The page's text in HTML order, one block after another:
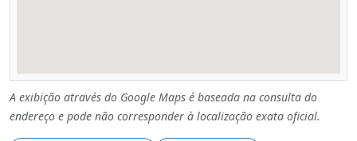
A exibição através do Google Maps é baseada na consulta do
endereço e pode não corresponder à localização exata oficial.